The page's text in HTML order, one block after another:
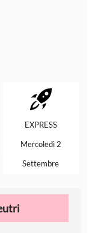
EXPRESS
Mercoledì 2
Settembre